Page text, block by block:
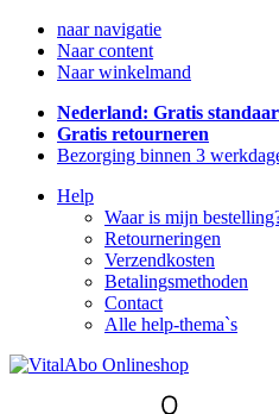
naar navigatie
Naar content
Naar winkelmand
Nederland: Gratis
Gratis retourneren
Bezorging binnen 3
Help
Waar is mijn
Retourneringen
Verzendkosten
Betalingsmethoden
Contact
Alle help-thema`s